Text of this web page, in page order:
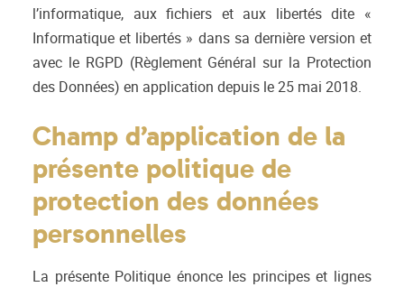
l’informatique, aux fichiers et aux libertés dite «
Informatique et libertés » dans sa dernière version et
avec le RGPD (Règlement Général sur la Protection
des Données) en application depuis le 25 mai 2018.
Champ d’application de la
présente politique de
protection des données
personnelles
La présente Politique énonce les principes et lignes